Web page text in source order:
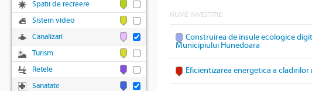
NUME INVESTITIE
Construirea de insule ecologice
Municipiului Hunedoara
Eficientizarea energetica a
Spatii de recreere
Sistem video
Canalizari
Turism
Retele
Sanatate